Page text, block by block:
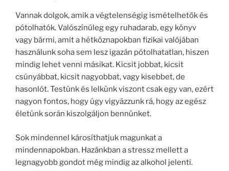
Vannak dolgok, amik a végtelenségig ismételhetők és
pótolhatók. Valószínűleg egy ruhadarab, egy könyv
vagy bármi, amit a hétköznapokban fizikai valójában
használunk soha sem lesz igazán pótolhatatlan, hiszen
mindig lehet venni másikat. Kicsit jobbat, kicsit
csúnyábbat, kicsit nagyobbat, vagy kisebbet, de
hasonlót. Testünk és lelkünk viszont csak egy van, ezért
nagyon fontos, hogy úgy vigyázzunk rá, hogy az egész
életünk során kiszolgáljon bennünket.
Sok mindennel károsíthatjuk magunkat a
mindennapokban. Hazánkban a stressz mellett a
legnagyobb gondot még mindig az alkohol jelenti.